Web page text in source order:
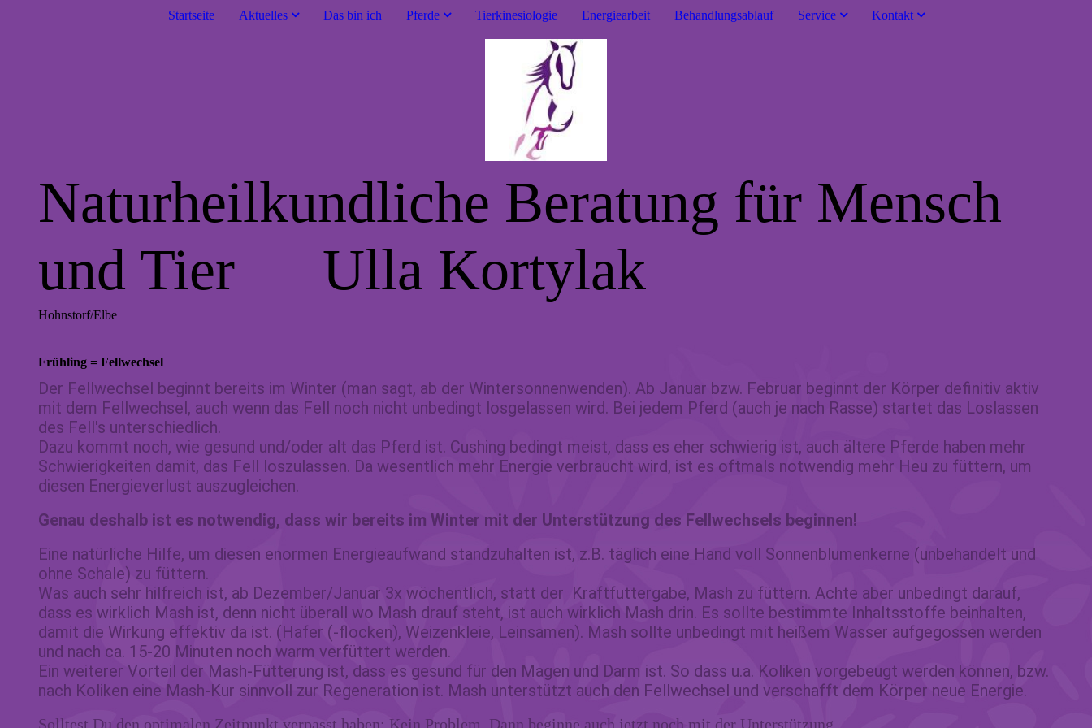
Startseite Aktuelles Das bin ich Pferde Tierkinesiologie Energiearbeit Behandlungsablauf Service Kontakt
Naturheilkundliche Beratung für Mensch
und Tier Ulla Kortylak
Hohnstorf/Elbe
Frühling = Fellwechsel
Der Fellwechsel beginnt bereits im Winter (man sagt, ab der Wintersonnenwenden). Ab Januar bzw. Februar beginnt der Körper definitiv aktiv
mit dem Fellwechsel, auch wenn das Fell noch nicht unbedingt losgelassen wird. Bei jedem Pferd (auch je nach Rasse) startet das Loslassen
des Fell's unterschiedlich.
Dazu kommt noch, wie gesund und/oder alt das Pferd ist. Cushing bedingt meist, dass es eher schwierig ist, auch ältere Pferde haben mehr
Schwierigkeiten damit, das Fell loszulassen. Da wesentlich mehr Energie verbraucht wird, ist es oftmals notwendig mehr Heu zu füttern, um
diesen Energieverlust auszugleichen.
Genau deshalb ist es notwendig, dass wir bereits im Winter mit der Unterstützung des Fellwechsels beginnen!
Eine natürliche Hilfe, um diesen enormen Energieaufwand standzuhalten ist, z.B. täglich eine Hand voll Sonnenblumenkerne (unbehandelt und
ohne Schale) zu füttern.
Was auch sehr hilfreich ist, ab Dezember/Januar 3x wöchentlich, statt der Kraftfuttergabe, Mash zu füttern. Achte aber unbedingt darauf,
dass es wirklich Mash ist, denn nicht überall wo Mash drauf steht, ist auch wirklich Mash drin. Es sollte bestimmte Inhaltsstoffe beinhalten,
damit die Wirkung effektiv da ist. (Hafer (-flocken), Weizenkleie, Leinsamen). Mash sollte unbedingt mit heißem Wasser aufgegossen werden
und nach ca. 15-20 Minuten noch warm verfüttert werden.
Ein weiterer Vorteil der Mash-Fütterung ist, dass es gesund für den Magen und Darm ist. So dass u.a. Koliken vorgebeugt werden können, bzw.
nach Koliken eine Mash-Kur sinnvoll zur Regeneration ist. Mash unterstützt auch den Fellwechsel und verschafft dem Körper neue Energie.
Solltest Du den optimalen Zeitpunkt verpasst haben: Kein Problem. Dann beginne auch jetzt noch mit der Unterstützung.